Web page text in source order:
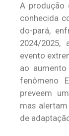
A produção
conhecida
do-pará,
2024/2025,
evento
ao
fenômeno
preveem
mas
de